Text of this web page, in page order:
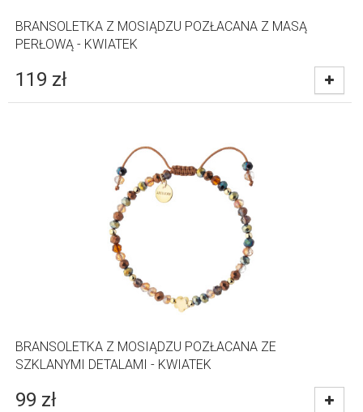
BRANSOLETKA Z MOSIĄDZU POZŁACANA Z MASĄ
PERŁOWĄ - KWIATEK
119 zł
BRANSOLETKA Z MOSIĄDZU POZŁACANA ZE
SZKLANYMI DETALAMI - KWIATEK
99 zł